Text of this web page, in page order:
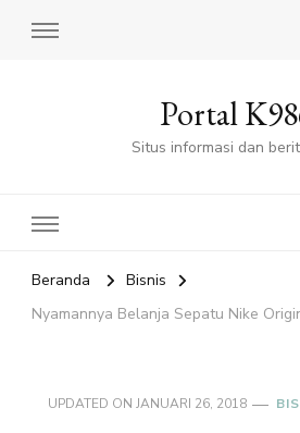
Portal
Situs informasi dan
Beranda
Bisnis
Nyamannya Belanja Sepatu Nike
UPDATED ON JANUARI 26, 2018